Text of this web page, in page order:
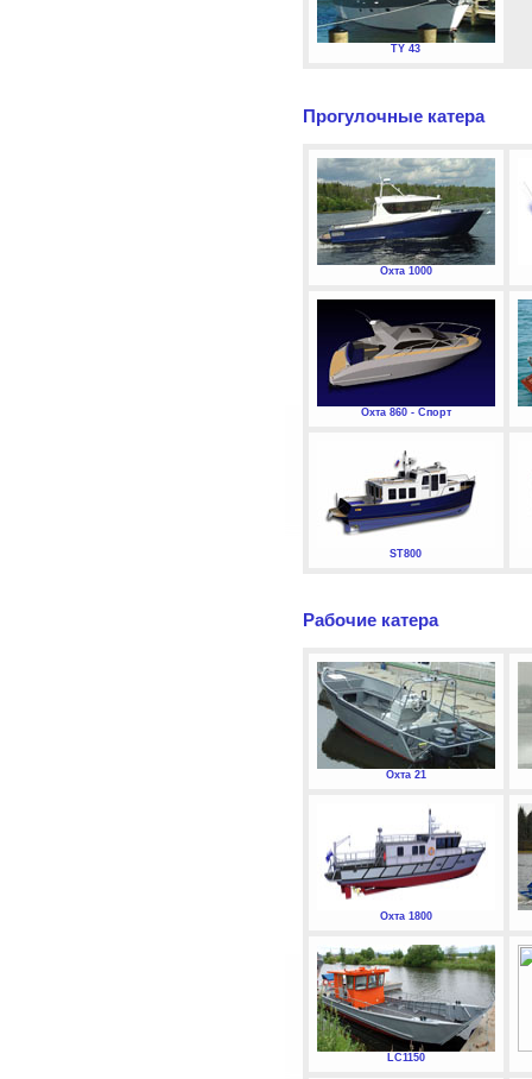
TY 43
Прогулочные катера
Охта 1000
Охта 860 - Спорт
ST800
Рабочие катера
Охта 21
Охта 1800
LC1150